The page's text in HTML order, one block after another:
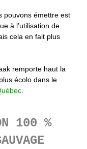
pouvons émettre est
à l’utilisation de
cela en fait plus
remporte haut la
écolo dans le
100 %